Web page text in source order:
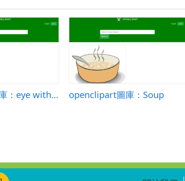
openclipart圖庫：eye with labels openclipart圖庫：Soup